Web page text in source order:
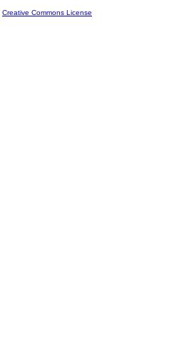
Creative Commons License